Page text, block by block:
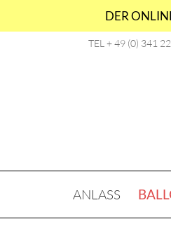
DER
TEL + 49 (0) 341
ANLASS